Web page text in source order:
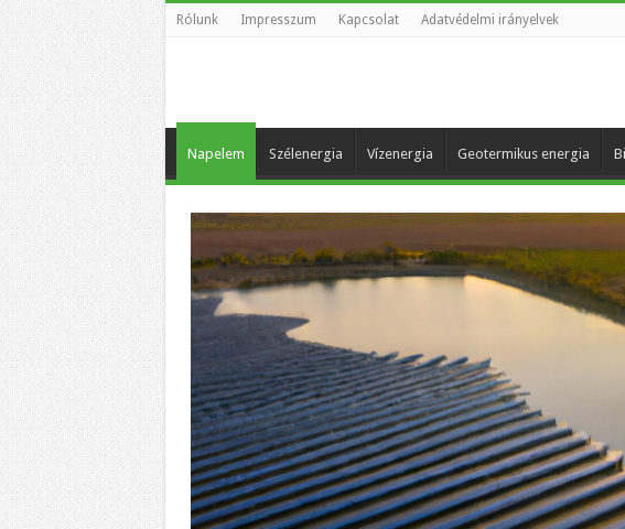
Rólunk Impresszum Kapcsolat Adatvédelmi irányelvek
Napelem Szélenergia Vízenergia Geotermikus energia